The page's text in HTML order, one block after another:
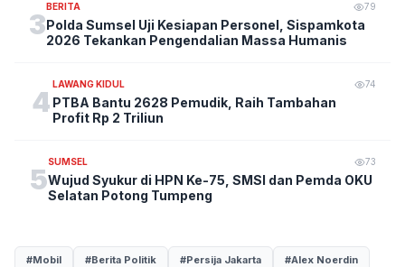
3
BERITA 79
Polda Sumsel Uji Kesiapan Personel, Sispamkota
2026 Tekankan Pengendalian Massa Humanis
4
LAWANG KIDUL 74
PTBA Bantu 2628 Pemudik, Raih Tambahan
Profit Rp 2 Triliun
5
SUMSEL 73
Wujud Syukur di HPN Ke-75, SMSI dan Pemda OKU
Selatan Potong Tumpeng
#Mobil #Berita Politik #Persija Jakarta #Alex Noerdin